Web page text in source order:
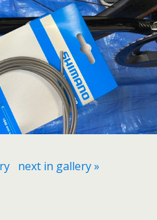
next in gallery »